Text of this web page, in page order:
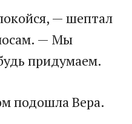
— шептал
— Мы
придумаем.
подошла Вера.